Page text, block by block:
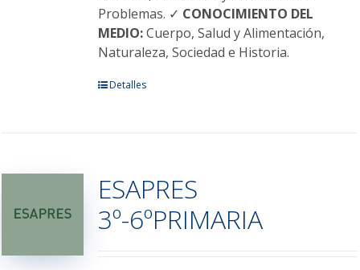
Problemas. ✓ CONOCIMIENTO DEL
MEDIO:Cuerpo, Salud y Alimentación,
Naturaleza, Sociedad e Historia.
Este
Las
opciones
se
Detalles
ESAPRES
3º-6ºPRIMARIA